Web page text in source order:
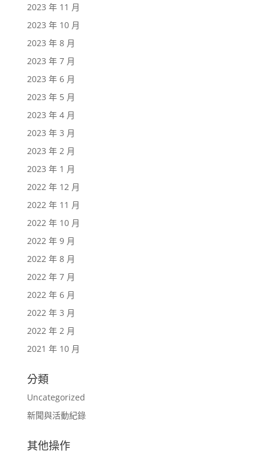
2023 年 11 月
2023 年 10 月
2023 年 8 月
2023 年 7 月
2023 年 6 月
2023 年 5 月
2023 年 4 月
2023 年 3 月
2023 年 2 月
2023 年 1 月
2022 年 12 月
2022 年 11 月
2022 年 10 月
2022 年 9 月
2022 年 8 月
2022 年 7 月
2022 年 6 月
2022 年 3 月
2022 年 2 月
2021 年 10 月
分類
Uncategorized
新聞與活動紀錄
其他操作